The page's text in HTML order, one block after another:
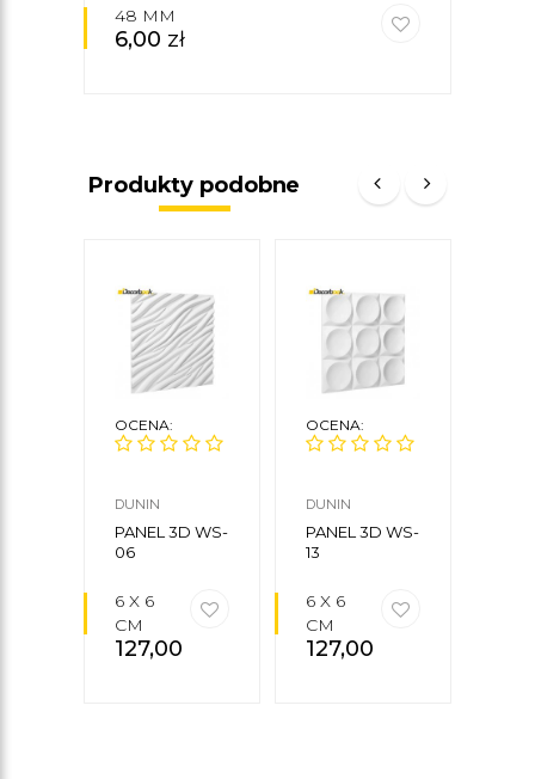
48 MM
6,00 zł
Produkty podobne
OCENA:
DUNIN
PANEL 3D WS-
06
6 X 6
CM
127,00
OCENA:
DUNIN
PANEL 3D WS-
13
6 X 6
CM
127,00